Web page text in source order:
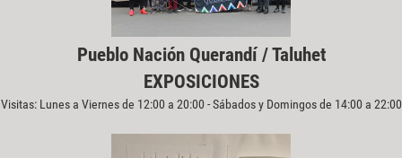
Pueblo Nación Querandí / Taluhet
EXPOSICIONES
Visitas: Lunes a Viernes de 12:00 a 20:00 - Sábados y Domingos de 14:00 a 22:00